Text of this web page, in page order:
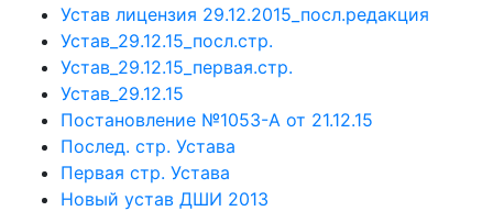
Устав лицензия 29.12.2015_посл.редакция
Устав_29.12.15_посл.стр.
Устав_29.12.15_первая.стр.
Устав_29.12.15
Постановление №1053-А от 21.12.15
Послед. стр. Устава
Первая стр. Устава
Новый устав ДШИ 2013